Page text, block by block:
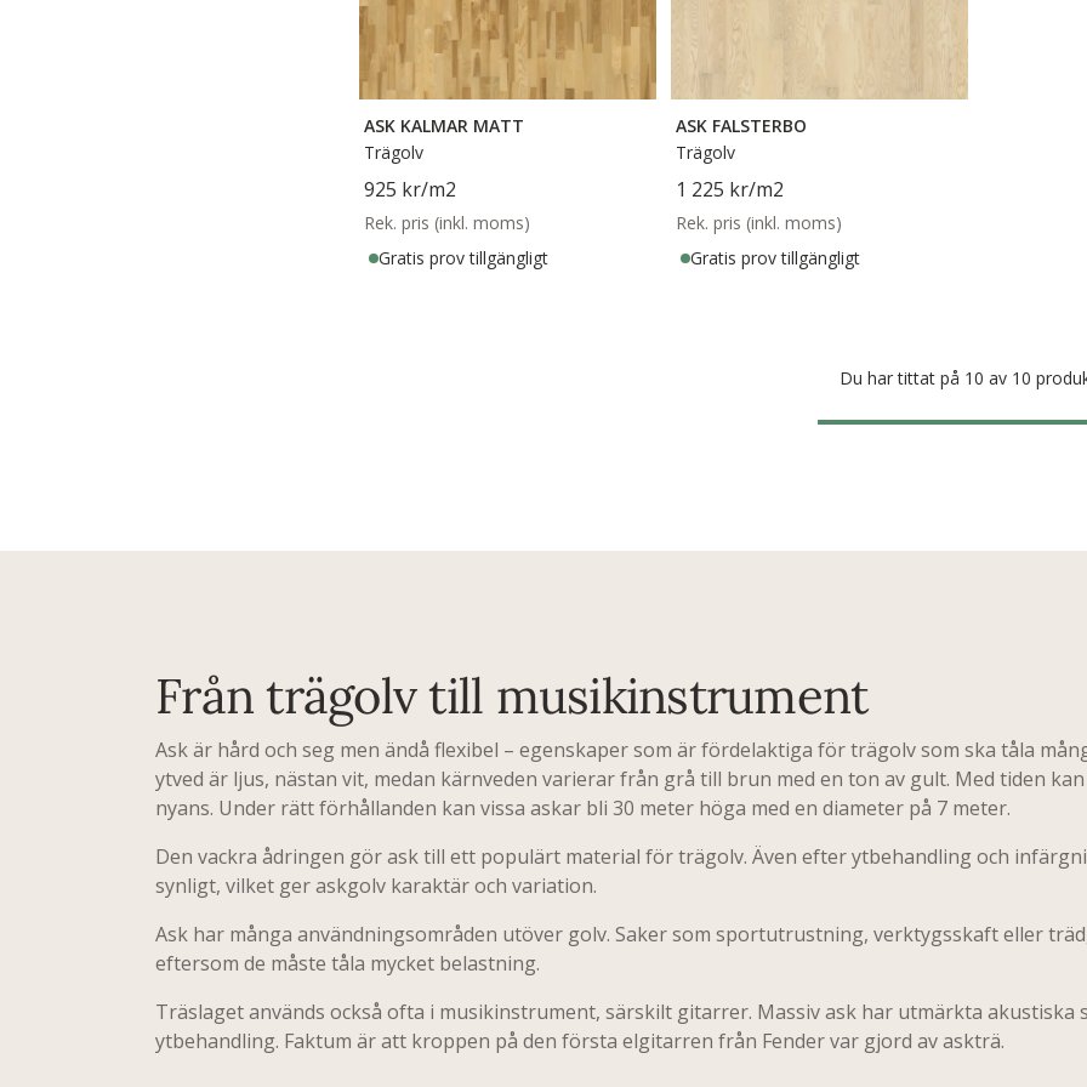
ASK KALMAR MATT
Trägolv
925 kr/m2
Rek. pris (inkl. moms)
Gratis prov tillgängligt
ASK FALSTERBO
Trägolv
1 225 kr/m2
Rek. pris (inkl. moms)
Gratis prov tillgängligt
Du har tittat på 10 av 10
Från trägolv till musikinstrument
Ask är hård och seg men ändå flexibel – egenskaper som är fördelaktiga för trägolv som ska tåla
ytved är ljus, nästan vit, medan kärnveden varierar från grå till brun med en ton av gult. Med tiden
nyans. Under rätt förhållanden kan vissa askar bli 30 meter höga med en diameter på 7 meter.
Den vackra ådringen gör ask till ett populärt material för trägolv. Även efter ytbehandling och
synligt, vilket ger askgolv karaktär och variation.
Ask har många användningsområden utöver golv. Saker som sportutrustning, verktygsskaft eller
eftersom de måste tåla mycket belastning.
Träslaget används också ofta i musikinstrument, särskilt gitarrer. Massiv ask har utmärkta akustiska
ytbehandling. Faktum är att kroppen på den första elgitarren från Fender var gjord av askträ.